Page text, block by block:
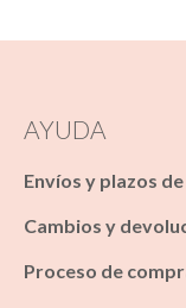
AYUDA
Envíos y plazos
Cambios y
Proceso de